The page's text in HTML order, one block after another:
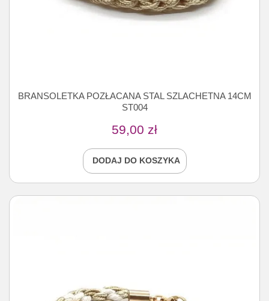
BRANSOLETKA POZŁACANA STAL SZLACHETNA 14CM
ST004
59,00 zł
DODAJ DO KOSZYKA